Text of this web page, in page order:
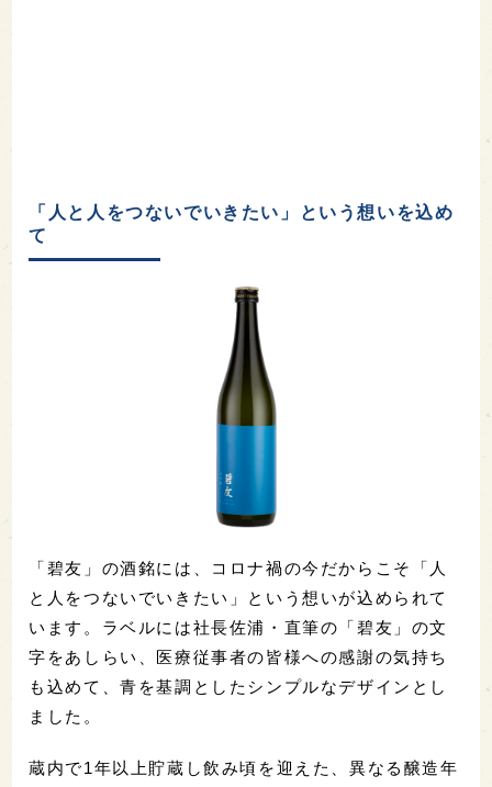
「人と人をつないでいきたい」という想いを込め
て
「碧友」の酒銘には、コロナ禍の今だからこそ「人
と人をつないでいきたい」という想いが込められて
います。ラベルには社長佐浦・直筆の「碧友」の文
字をあしらい、医療従事者の皆様への感謝の気持ち
も込めて、青を基調としたシンプルなデザインとし
ました。
蔵内で1年以上貯蔵し飲み頃を迎えた、異なる醸造年